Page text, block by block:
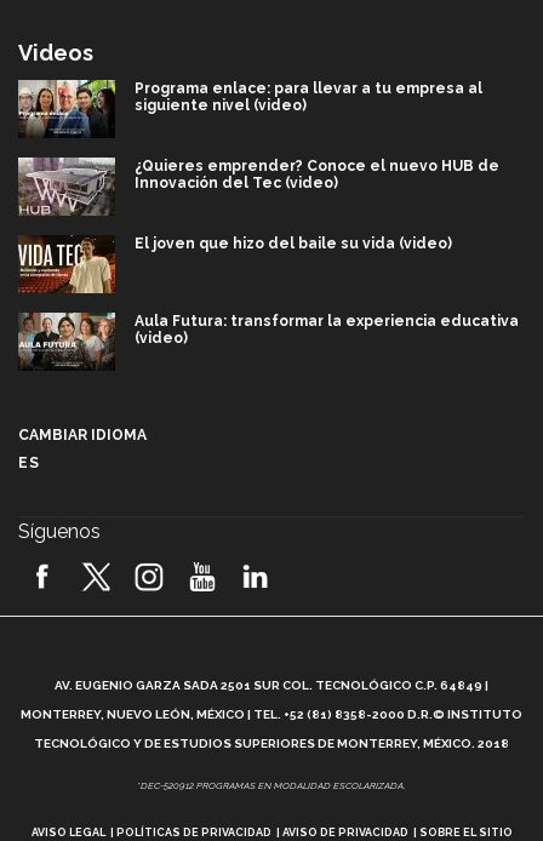
Videos
Programa enlace: para llevar a tu empresa al
siguiente nivel (video)
¿Quieres emprender? Conoce el nuevo HUB de
Innovación del Tec (video)
El joven que hizo del baile su vida (video)
Aula Futura: transformar la experiencia educativa
(video)
2026! (video)
¿Cómo es el Modelo Educativo Tec? (video)
Vida Tec: Feminismo e Inteligencia Artificial, Paola
CAMBIAR IDIOMA
ES
Síguenos
AV. EUGENIO GARZA SADA 2501 SUR COL. TECNOLÓGICO C.P. 64849 |
MONTERREY, NUEVO LEÓN, MÉXICO | TEL. +52 (81) 8358-2000 D.R.© INSTITUTO
TECNOLÓGICO Y DE ESTUDIOS SUPERIORES DE MONTERREY, MÉXICO. 2018
*DEC-520912 PROGRAMAS EN MODALIDAD ESCOLARIZADA.
AVISO LEGAL POLÍTICAS DE PRIVACIDAD AVISO DE PRIVACIDAD SOBRE EL SITIO